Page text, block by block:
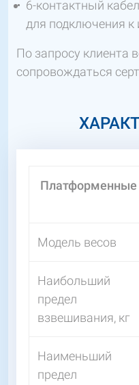
6-контактный
для подключения к
По запросу клиента
сопровождаться
Платформенные
Модель весов
Наибольший
предел
взвешивания, кг
Наименьший
предел